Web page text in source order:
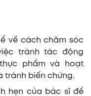
về cách chăm sóc
tránh tác động
phẩm và hoạt
tránh biến chứng.
hẹn của bác sĩ để